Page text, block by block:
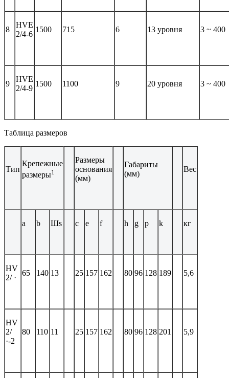
8
HVE
2/4-6
1500 715 6 13 уровня 3 ~ 400
9
HVE
2/4-9
1500 1100 9 20 уровня 3 ~ 400
Таблица размеров
Тип
Крепежные
размеры1
Размеры
основания
(мм)
Габариты
(мм)
Вес
a b Шs c e f h g p k кг
HV
2/ ·
65 140 13 25 157 162 80 96 128 189 5,6
HV
2/
·-2
80 110 11 25 157 162 80 96 128 201 5,9